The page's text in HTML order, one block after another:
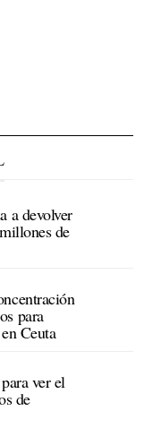
a devolver
de
para
Ceuta
ver el
de